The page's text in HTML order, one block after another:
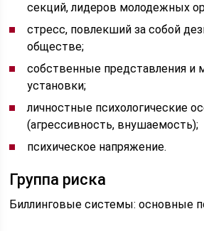
секций, лидеров молодежных
стресс, повлекший за собой
обществе;
собственные представления и
установки;
личностные психологические
(агрессивность, внушаемость);
психическое напряжение.
Группа риска
Биллинговые системы: основные